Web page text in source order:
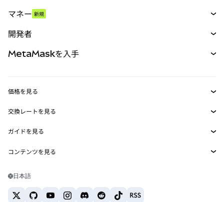
パーペチュアル
RWA
マネー 新規
開発者
MetaMask Connect
Snaps
Web3サービス
MetaMaskを入手
セキュリティ
サポート
キャリア
お問い合わせ
価格を見る
イーサリアムの価格
Solanaの価格
Tetherの価格
交換レートを見る
ETH→USD
USDT→INR
BTC→INR
ETH→USDT
ガイドを見る
ETHの購入
USDTの購入
コンテンツを見る
Solanaウォレット
日本語